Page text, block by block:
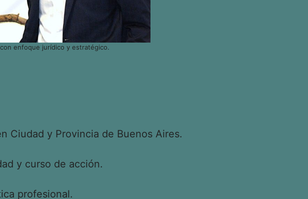
enfoque jurídico y estratégico.
Ciudad y Provincia de Buenos Aires.
y curso de acción.
profesional.